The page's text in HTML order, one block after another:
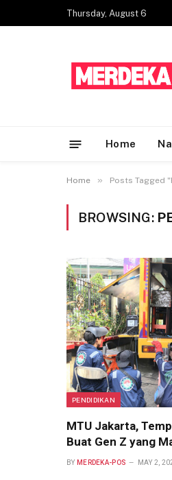
Thursday, August 6
Home
Home » Posts Tagged
BROWSING:
PENDIDIKAN
MTU Jakarta,
Buat Gen Z yang
BY MERDEKA-POS MAY 2,